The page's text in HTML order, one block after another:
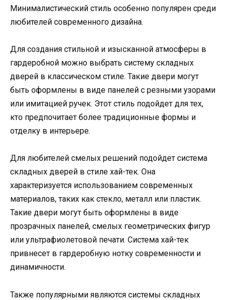
Минималистический стиль особенно популярен среди
любителей современного дизайна.
Для создания стильной и изысканной атмосферы в
гардеробной можно выбрать систему складных
дверей в классическом стиле. Такие двери могут
быть оформлены в виде панелей с резными узорами
или имитацией ручек. Этот стиль подойдет для тех,
кто предпочитает более традиционные формы и
отделку в интерьере.
Для любителей смелых решений подойдет система
складных дверей в стиле хай-тек. Она
характеризуется использованием современных
материалов, таких как стекло, металл или пластик.
Такие двери могут быть оформлены в виде
прозрачных панелей, смелых геометрических фигур
или ультрафиолетовой печати. Система хай-тек
привнесет в гардеробную нотку современности и
динамичности.
Также популярными являются системы складных